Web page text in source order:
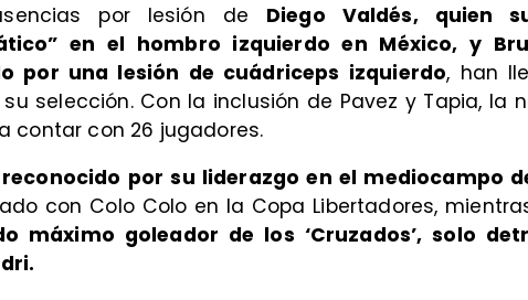
por lesión de Diego Valdés, quien
en el hombro izquierdo en México, y
por una lesión de cuádriceps izquierdo, han
selección. Con la inclusión de Pavez y Tapia, la
contar con 26 jugadores.
reconocido por su liderazgo en el mediocampo
con Colo Colo en la Copa Libertadores,
máximo goleador de los ‘Cruzados’, solo